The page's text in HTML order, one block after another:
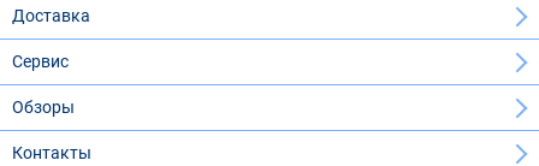
Доставка
Сервис
Обзоры
Контакты